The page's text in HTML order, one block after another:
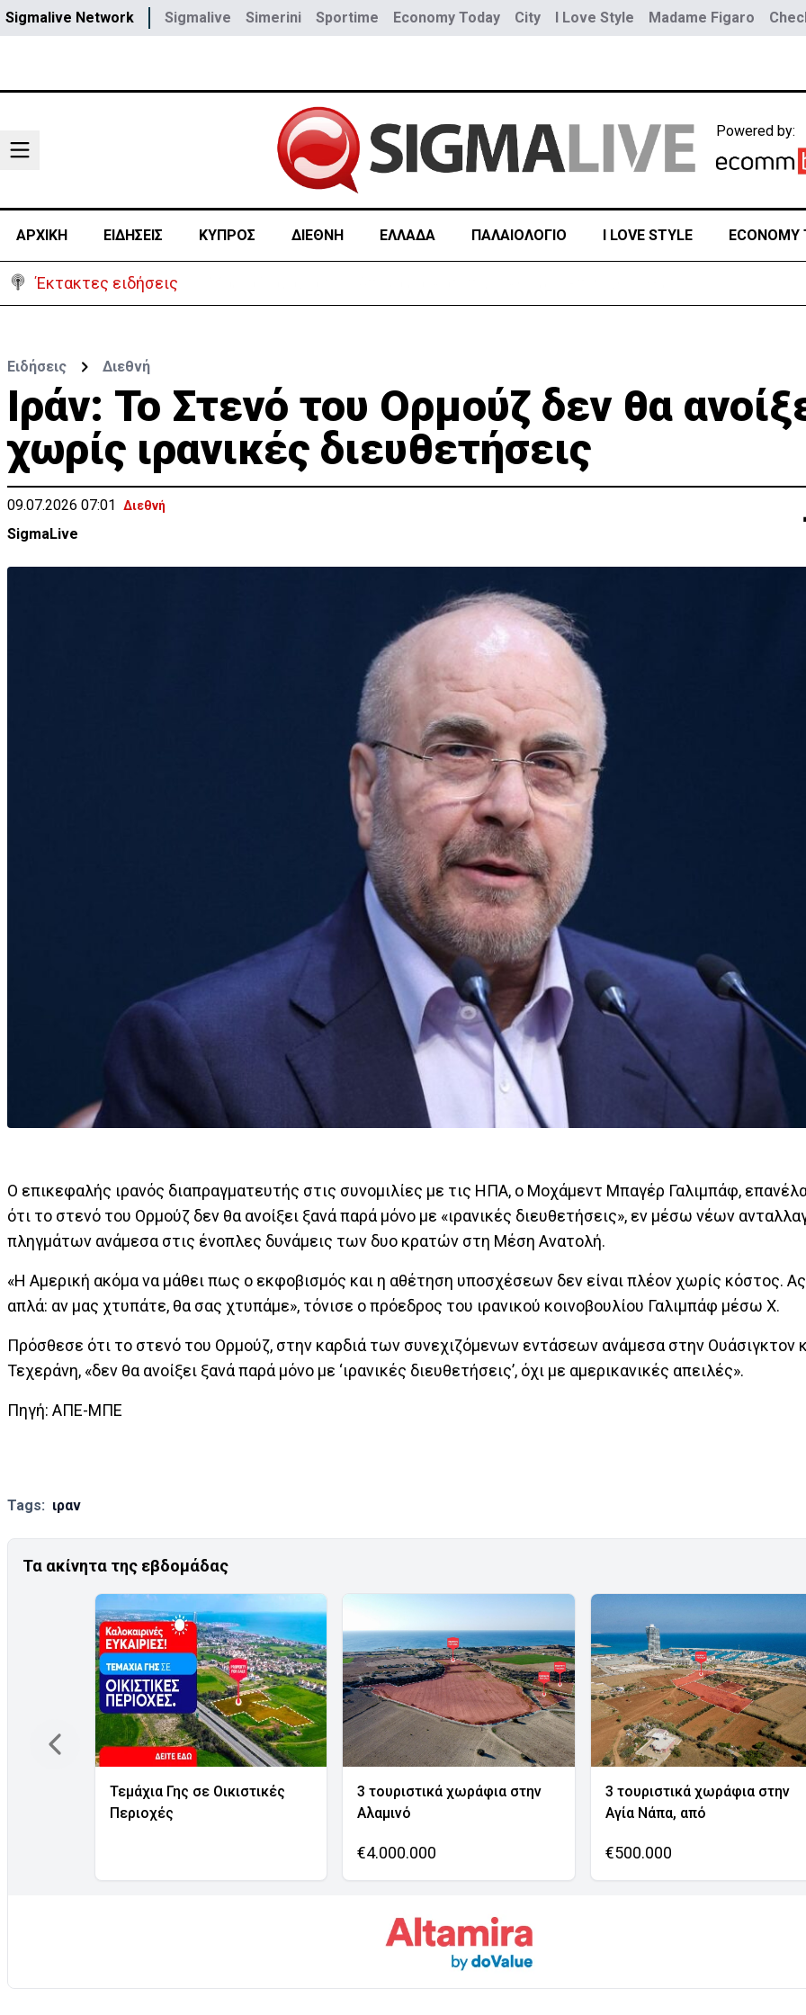
Sigmalive Network Sigmalive Simerini Sportime Economy Today City I Love Style Madame Figaro
Powered by:
ΑΡΧΙΚΗ ΕΙΔΗΣΕΙΣ ΚΥΠΡΟΣ ΔΙΕΘΝΗ ΕΛΛΑΔΑ ΠΑΛΑΙΟΛΟΓΙΟ I LOVE STYLE ECONOMY
Έκτακτες ειδήσεις
Ειδήσεις Διεθνή
Ιράν: Το Στενό του Ορμούζ δεν θα
χωρίς ιρανικές διευθετήσεις
09.07.2026 07:01 Διεθνή
SigmaLive
Ο επικεφαλής ιρανός διαπραγματευτής στις συνομιλίες με τις ΗΠΑ, ο Μοχάμεντ Μπαγέρ Γαλιμπάφ,
ότι το στενό του Ορμούζ δεν θα ανοίξει ξανά παρά μόνο με «ιρανικές διευθετήσεις», εν μέσω νέων
πληγμάτων ανάμεσα στις ένοπλες δυνάμεις των δυο κρατών στη Μέση Ανατολή.
«Η Αμερική ακόμα να μάθει πως ο εκφοβισμός και η αθέτηση υποσχέσεων δεν είναι πλέον χωρίς κόστος.
απλά: αν μας χτυπάτε, θα σας χτυπάμε», τόνισε ο πρόεδρος του ιρανικού κοινοβουλίου Γαλιμπάφ μέσω X.
Πρόσθεσε ότι το στενό του Ορμούζ, στην καρδιά των συνεχιζόμενων εντάσεων ανάμεσα στην Ουάσιγκτον
Τεχεράνη, «δεν θα ανοίξει ξανά παρά μόνο με ‘ιρανικές διευθετήσεις’, όχι με αμερικανικές απειλές».
Πηγή: ΑΠΕ-ΜΠΕ
Tags: ιραν
Τα ακίνητα της εβδομάδας
Τεμάχια Γης σε Οικιστικές
Περιοχές
3 τουριστικά χωράφια στην
Αλαμινό
€4.000.000
3 τουριστικά χωράφια στην
Αγία Νάπα, από
€500.000